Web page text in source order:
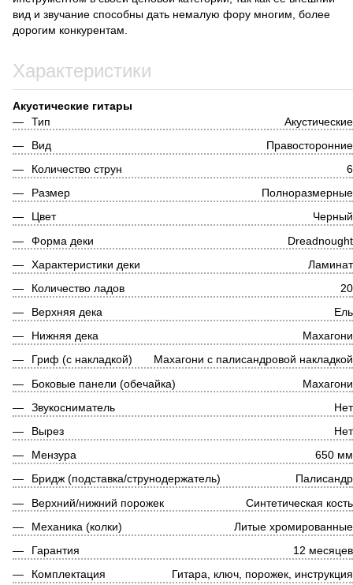
вид и звучание способны дать немалую фору многим, более
дорогим конкурентам.
Характеристики
Акустические гитары
Тип
Акустические
Вид
Правосторонние
Количество струн
6
Размер
Полноразмерные
Цвет
Черный
Форма деки
Dreadnought
Характеристики деки
Ламинат
Количество ладов
20
Верхняя дека
Ель
Нижняя дека
Махагони
Гриф (с накладкой)
Махагони с палисандровой накладкой
Боковые панели (обечайка)
Махагони
Звукосниматель
Нет
Вырез
Нет
Мензура
650 мм
Бридж (подставка/струнодержатель)
Палисандр
Верхний/нижний порожек
Синтетическая кость
Механика (колки)
Литые хромированные
Гарантия
12 месяцев
Комплектация
Гитара, ключ, порожек, инструкция